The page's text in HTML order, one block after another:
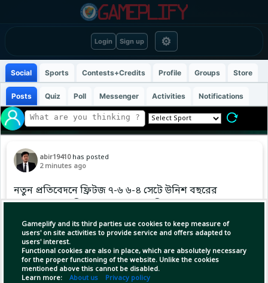
Login Sign up ⚙
Gameplify and its third parties use cookies to keep measure of
users' on site activities to provide service and offers adapted to
users' interest.
Functional cookies are also in place, which are absolutely necessary
for the proper functioning of the website. Unlike the cookies
mentioned above this cannot be disabled.
Learn more: About us Privacy policy
Social Sports Contests+Credits Profile Groups Store
Posts Quiz Poll Messenger Activities Notifications
abir19410 has posted
2 minutes ago
নতুন প্রতিবেদনে ফ্রিটজ ৭-৬ ৬-৪ সেটে উনিশ বছরের
জোদারকে পরাজিত করেছেন, আজ বিশ্বজুড়ে
ক্রীড়াপ্রেমীদের মধ্যে ব্যাপকভাবে আলোচিত। #Tennis
#LatestTennis #ABIR
Copy Link Open